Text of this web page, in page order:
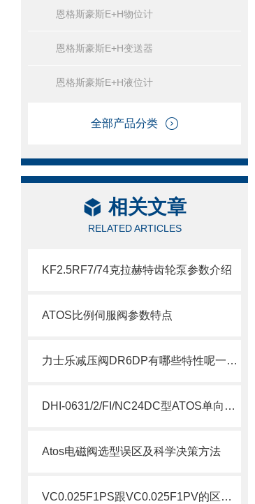
恩格斯豪斯E+H物位计
恩格斯豪斯E+H变送器
恩格斯豪斯E+H液位计
全部产品分类
相关文章
RELATED ARTICLES
KF2.5RF7/74克拉赫特齿轮泵参数介绍
ATOS比例伺服阀参数特点
力士乐减压阀DR6DP有哪些特性呢一起了解下
DHI-0631/2/FI/NC24DC型ATOS单向阀参数
Atos电磁阀选型误区及科学决策方法
VC0.025F1PS跟VC0.025F1PV的区别介绍